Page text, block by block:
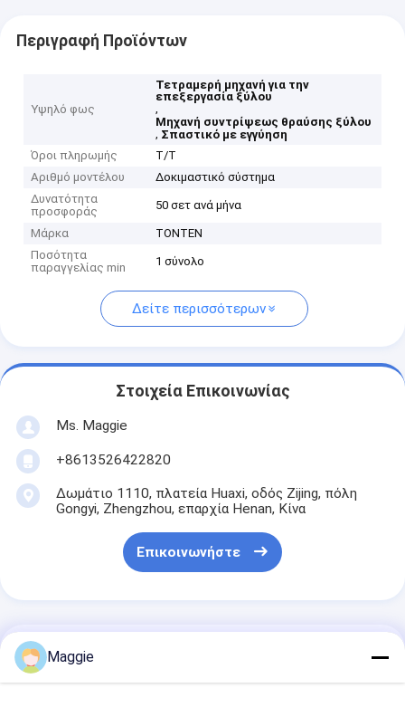
Περιγραφή Προϊόντων
Υψηλό φως
Τετραμερή μηχανή για την
επεξεργασία ξύλου
,
Μηχανή συντρίψεως θραύσης ξύλου
, Σπαστικό με εγγύηση
Όροι πληρωμής
Τ/Τ
Αριθμό μοντέλου
Δοκιμαστικό σύστημα
Δυνατότητα
προσφοράς
50 σετ ανά μήνα
Μάρκα
TONTEN
Ποσότητα
παραγγελίας min
1 σύνολο
Δείτε περισσότερων
Στοιχεία Επικοινωνίας
Ms. Maggie
+8613526422820
Δωμάτιο 1110, πλατεία Huaxi, οδός Zijing, πόλη
Gongyi, Zhengzhou, επαρχία Henan, Κίνα
Επικοινωνήστε
Αποκτήστε Την Καλύτερη Τιμή Για
Maggie